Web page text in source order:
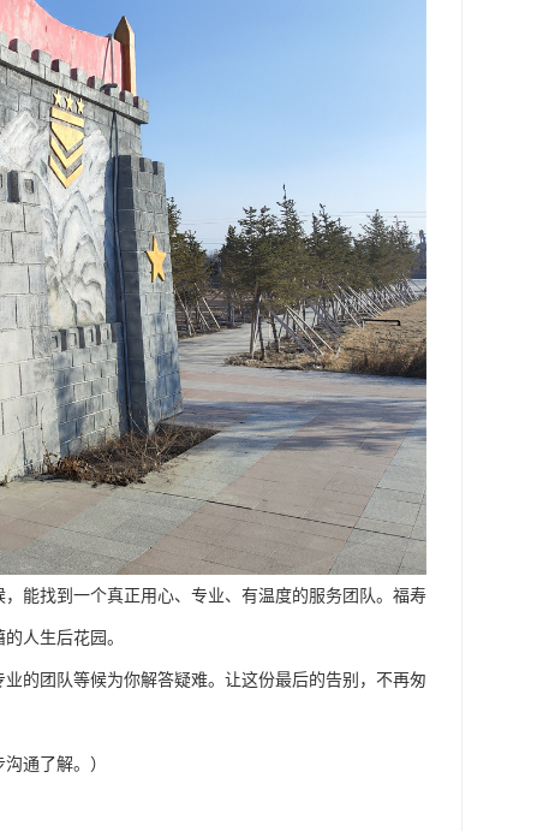
能找到一个真正用心、专业、有温度的服务团队。福寿
人生后花园。
的团队等候为你解答疑难。让这份最后的告别，不再匆
通了解。）